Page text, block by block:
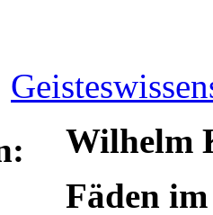
Wilhelm
Fäden